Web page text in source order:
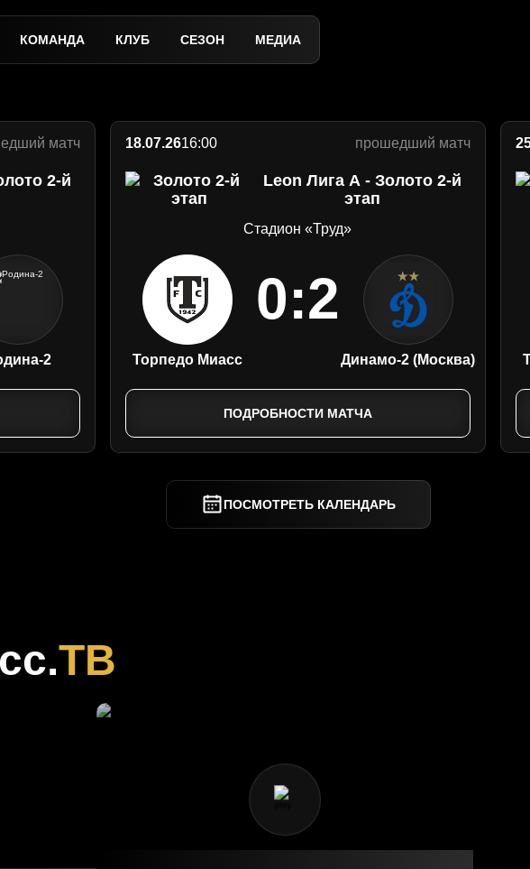
КОМАНДА КЛУБ СЕЗОН МЕДИА
26 домашний поражением
матч
2-й
2
18.07.2616:00 прошедший матч
Leon Лига А - Золото 2-й
этап
Стадион «Труд»
Торпедо Миасс
0:2
Динамо-2 (Москва)
ПОДРОБНОСТИ МАТЧА
ПОСМОТРЕТЬ КАЛЕНДАРЬ
ТВ